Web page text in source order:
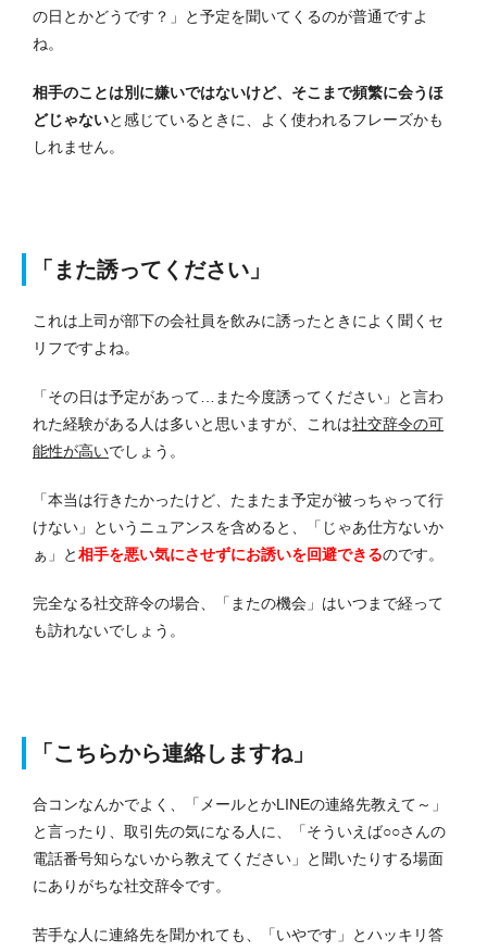
の日とかどうです？」と予定を聞いてくるのが普通ですよ
ね。
相手のことは別に嫌いではないけど、そこまで頻繁に会うほ
どじゃないと感じているときに、よく使われるフレーズかも
しれません。
「また誘ってください」
これは上司が部下の会社員を飲みに誘ったときによく聞くセ
リフですよね。
「その日は予定があって…また今度誘ってください」と言わ
れた経験がある人は多いと思いますが、これは社交辞令の可
能性が高いでしょう。
「本当は行きたかったけど、たまたま予定が被っちゃって行
けない」というニュアンスを含めると、「じゃあ仕方ないか
ぁ」と相手を悪い気にさせずにお誘いを回避できるのです。
完全なる社交辞令の場合、「またの機会」はいつまで経って
も訪れないでしょう。
「こちらから連絡しますね」
合コンなんかでよく、「メールとかLINEの連絡先教えて～」
と言ったり、取引先の気になる人に、「そういえば○○さんの
電話番号知らないから教えてください」と聞いたりする場面
にありがちな社交辞令です。
苦手な人に連絡先を聞かれても、「いやです」とハッキリ答